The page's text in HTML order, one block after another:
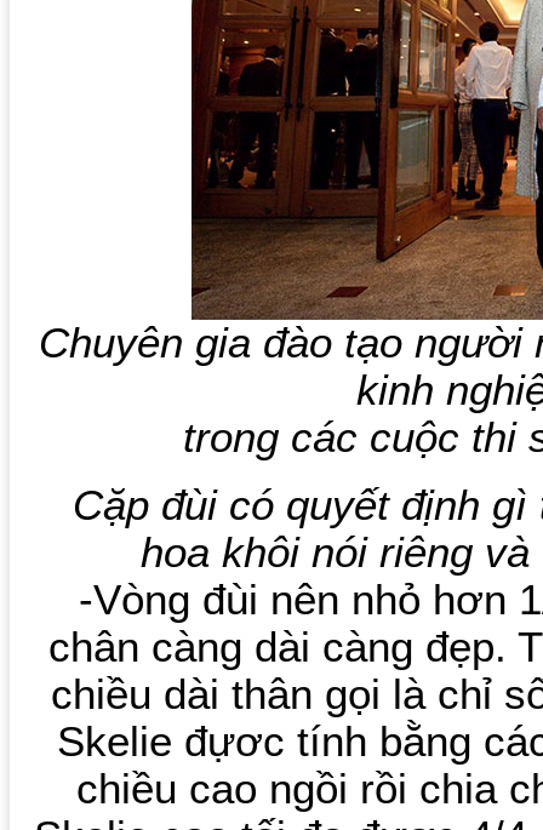
Chuyên gia đào tạo người
kinh
trong các cuộc thi
Cặp đùi có quyết định
hoa khôi nói riêng
-Vòng đùi nên nhỏ hơn
chân càng dài càng đẹp.
chiều dài thân gọi là chỉ
Skelie đựơc tính bằng
chiều cao ngồi rồi chia